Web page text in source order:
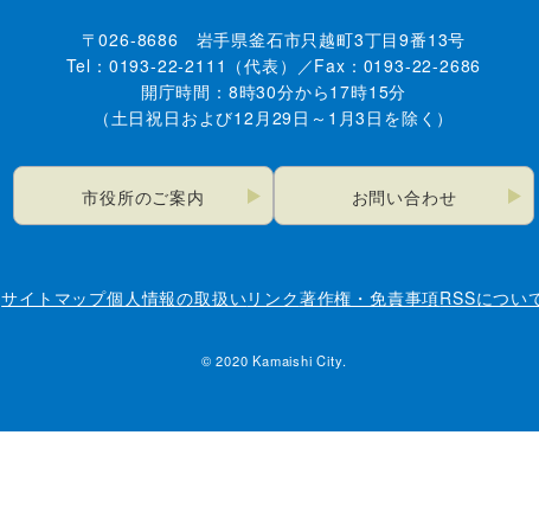
〒026-8686 岩手県釜石市只越町3丁目9番13号
Tel：0193-22-2111（代表）／Fax：0193-22-2686
開庁時間：8時30分から17時15分
（土日祝日および12月29日～1月3日を除く）
市役所のご案内 お問い合わせ
サイトマップ個人情報の取扱いリンク著作権・免責事項RSSについ
© 2020 Kamaishi City.